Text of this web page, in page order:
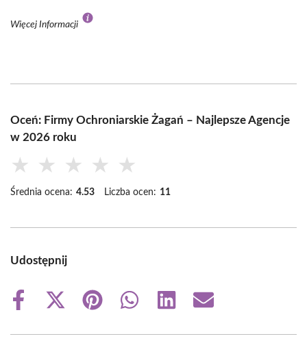
Więcej Informacji
Oceń: Firmy Ochroniarskie Żagań – Najlepsze Agencje
w 2026 roku
★ ★ ★ ★ ★
Średnia ocena: 4.53 Liczba ocen: 11
Udostępnij
Share
Share
(Twitter)
Share
Share
Share
Share